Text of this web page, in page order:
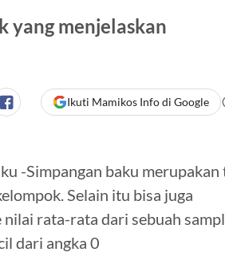
yang menjelaskan
Ikuti Mamikos Info di Google
-Simpangan baku
Selain itu bisa juga
rata-rata dari sebuah
dari angka 0